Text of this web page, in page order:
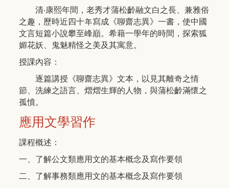
清‧康熙年間，老秀才蒲松齡融文白之長、兼雅俗
之趣，歷時近四十年寫成《聊齋志異》一書，使中國
文言短篇小說攀至峰巔。希藉一學年的時間，探索狐
媚花妖、鬼魅精怪之美及其寓意。
授課內容：
逐篇講授《聊齋志異》文本，以見其離奇之情
節、洗練之語言、熠熠生輝的人物，與蒲松齡滿懷之
孤憤。
應用文學習作
課程概述：
一、了解公文類應用文的基本概念及寫作要領
二、了解事務類應用文的基本概念及寫作要領